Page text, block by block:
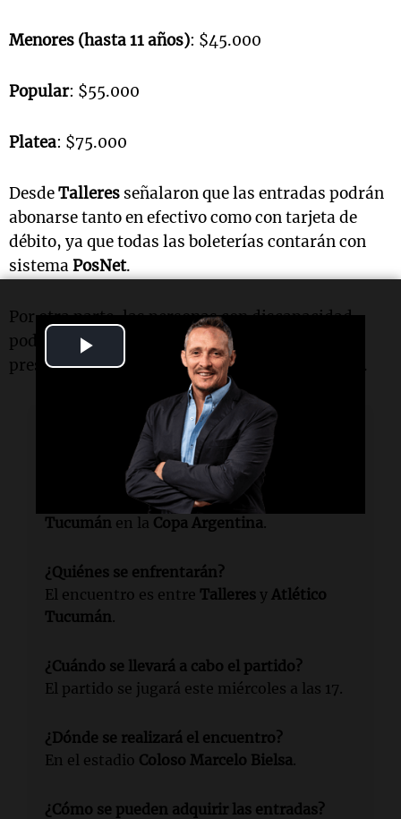
Menores (hasta 11 años): $45.000
Popular: $55.000
Platea: $75.000
DesdeTalleres señalaron que las entradas podrán
abonarse tanto en efectivo como con tarjeta de
débito, ya que todas las boleterías contarán con
sistemaPosNet.
Por otra parte, las personas con discapacidad
podrán ingresar directamente al estadio
presentando DNI y certificado correspondiente.
Lectura rápida
¿Qué evento se está preparando?
se prepara para enfrentar a
Tucumán en la Copa Argentina.
¿Quiénes se enfrentarán?
El encuentro es entre Talleres y Atlético
Tucumán.
¿Cuándo se llevará a cabo el partido?
El partido se jugará este miércoles a las 17.
¿Dónde se realizará el encuentro?
En el estadio Coloso Marcelo Bielsa.
¿Cómo se pueden adquirir las entradas?